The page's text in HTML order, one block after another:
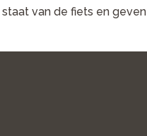
van de fiets en